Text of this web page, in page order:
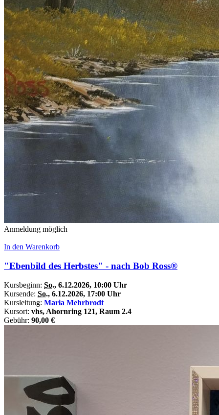
Anmeldung möglich
In den Warenkorb
"Ebenbild des Herbstes" - nach Bob Ross®
Kursbeginn: So., 6.12.2026, 10:00 Uhr
Kursende: So., 6.12.2026, 17:00 Uhr
Kursleitung: Maria Mehrbrodt
Kursort: vhs, Ahornring 121, Raum 2.4
Gebühr: 90,00 €